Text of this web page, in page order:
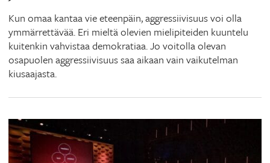
Kun omaa kantaa vie eteenpäin, aggressiivisuus voi olla
ymmärrettävää. Eri mieltä olevien mielipiteiden kuuntelu
kuitenkin vahvistaa demokratiaa. Jo voitolla olevan
osapuolen aggressiivisuus saa aikaan vain vaikutelman
kiusaajasta.